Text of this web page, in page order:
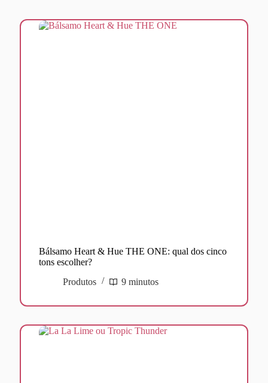
Bálsamo Heart & Hue THE ONE: qual dos cinco
tons escolher?
Produtos
9 minutos